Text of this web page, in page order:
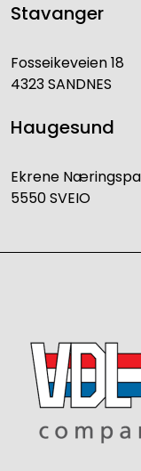
Stavanger
Fosseikeveien 18
4323 SANDNES
Haugesund
Ekrene
5550 SVEIO